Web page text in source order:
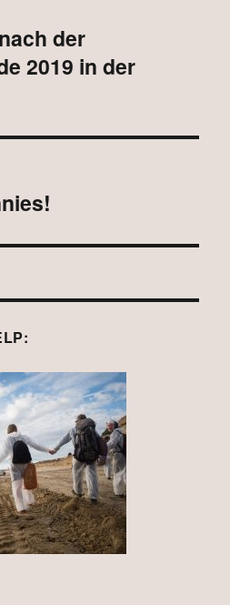
der
2019 in der